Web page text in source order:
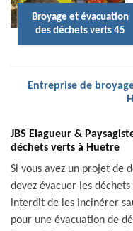
Broyage et évacuation
des déchets verts 45
Entreprise de
JBS Elagueur &
déchets verts à Huetre
Si vous avez un projet de
devez évacuer les
interdit de les incinérer
pour une évacuation de